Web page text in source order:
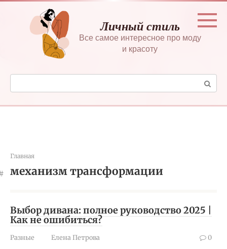
Перейти
контенту
Личный стиль
Все самое интересное про моду
и красоту
Поиск:
Главная
механизм трансформации
Выбор дивана: полное руководство 2025 |
Как не ошибиться?
Разные Елена Петрова 0